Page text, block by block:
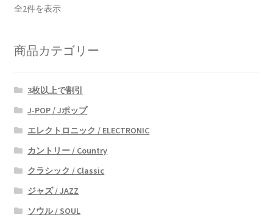
全2件を表示新
順
商品カテゴリー
3枚以上で割引
J-POP / Jポップ
エレクトロニック / ELECTRONIC
カントリー / Country
クラシック / Classic
ジャズ / JAZZ
ソウル / SOUL